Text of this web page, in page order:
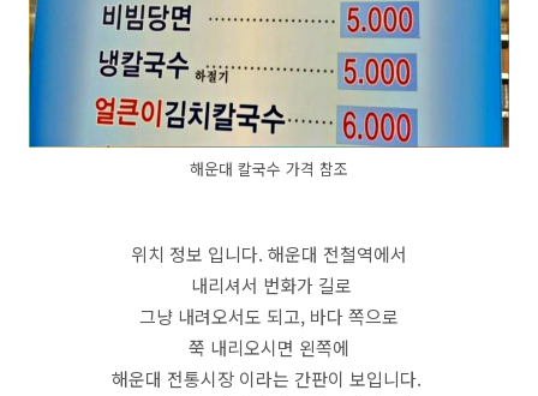
해운대 칼국수 가격 참조
위치 정보 입니다. 해운대 전철역에서
내리셔서 번화가 길로
그냥 내려오서도 되고, 바다 쪽으로
쭉 내리오시면 왼쪽에
해운대 전통시장 이라는 간판이 보입니다.